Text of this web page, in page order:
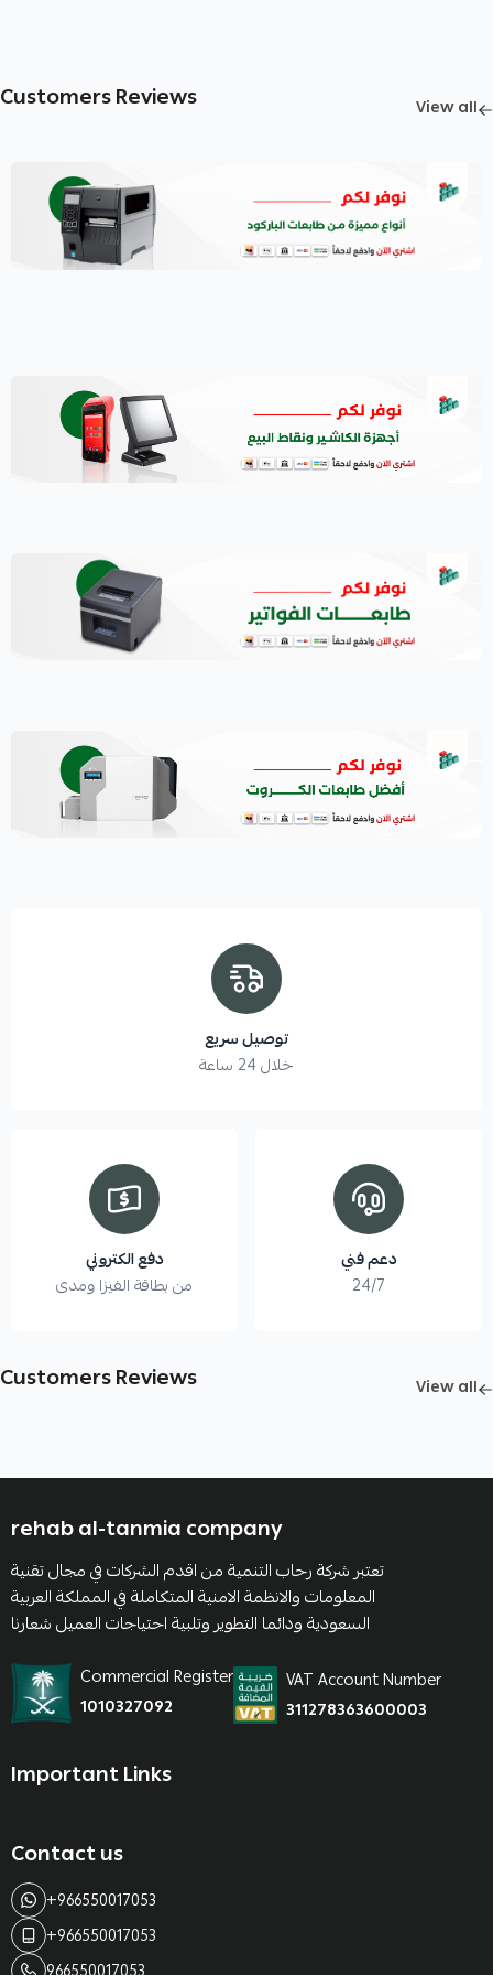
Customers Reviews View all
توصيل سريع
خلال 24 ساعة
دفع الكتروني
من بطاقة الفيزا ومدى
دعم فني
24/7
Customers Reviews View all
rehab al-tanmia company
تعتبر شركة رحاب التنمية من اقدم الشركات في مجال تقنية
المعلومات والانظمة الامنية المتكاملة في المملكة العربية
السعودية ودائما التطوير وتلبية احتياجات العميل شعارنا
Commercial Register
1010327092
VAT Account Number
311278363600003
Important Links
Contact us
+966550017053
+966550017053